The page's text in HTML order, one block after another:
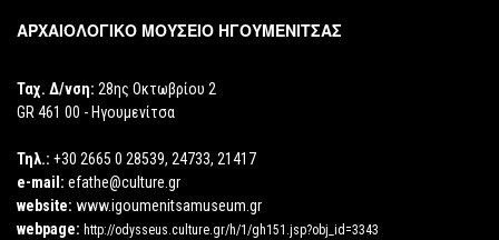
ΑΡΧΑΙΟΛΟΓΙΚΟ ΜΟΥΣΕΙΟ ΗΓΟΥΜΕΝΙΤΣΑΣ
Ταχ. Δ/νση: 28ης Οκτωβρίου 2
GR 461 00 - Ηγουμενίτσα
Τηλ.: +30 2665 0 28539, 24733, 21417
e-mail: efathe@culture.gr
website: www.igoumenitsamuseum.gr
webpage: http://odysseus.culture.gr/h/1/gh151.jsp?obj_id=3343